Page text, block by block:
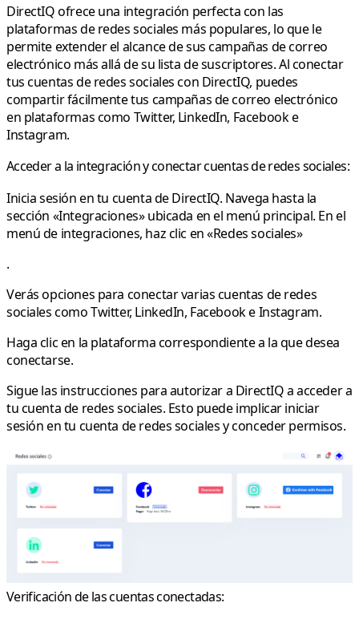
DirectIQ ofrece una integración perfecta con las
plataformas de redes sociales más populares, lo que le
permite extender el alcance de sus campañas de correo
electrónico más allá de su lista de suscriptores. Al conectar
tus cuentas de redes sociales con DirectIQ, puedes
compartir fácilmente tus campañas de correo electrónico
en plataformas como Twitter, LinkedIn, Facebook e
Instagram.
Acceder a la integración y conectar cuentas de redes sociales:
Inicia sesión en tu cuenta de DirectIQ. Navega hasta la
sección «Integraciones» ubicada en el menú principal. En el
menú de integraciones, haz clic en «Redes sociales»
.
Verás opciones para conectar varias cuentas de redes
sociales como Twitter, LinkedIn, Facebook e Instagram.
Haga clic en la plataforma correspondiente a la que desea
conectarse.
Sigue las instrucciones para autorizar a DirectIQ a acceder a
tu cuenta de redes sociales. Esto puede implicar iniciar
sesión en tu cuenta de redes sociales y conceder permisos.
Verificación de las cuentas conectadas: